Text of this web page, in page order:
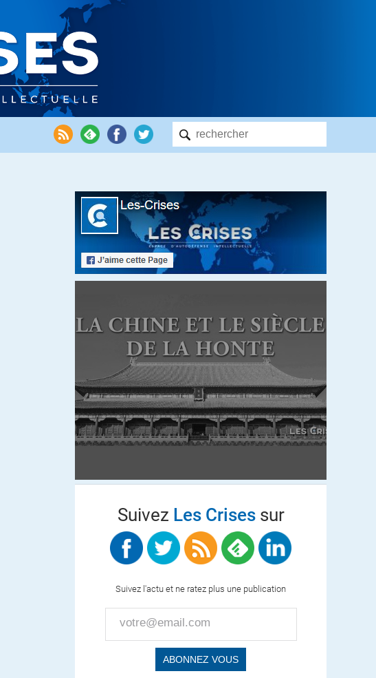
Suivez Les Crisessur
Suivez l'actu et ne ratez plus une publication